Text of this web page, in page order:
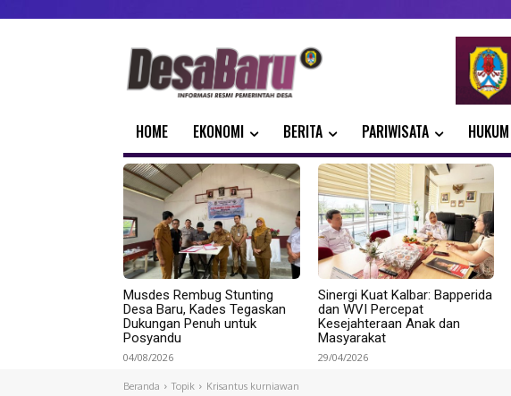
HOME EKONOMI BERITA PARIWISATA HUKUM
Musdes Rembug Stunting
Desa Baru, Kades Tegaskan
Dukungan Penuh untuk
Posyandu
04/08/2026
Sinergi Kuat Kalbar: Bapperida
dan WVI Percepat
Kesejahteraan Anak dan
Masyarakat
29/04/2026
Beranda Topik Krisantus kurniawan